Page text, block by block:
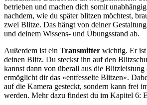
betrieben und machen dich somit
nachdem, wie du später blitzen möchtest,
zwei Blitze. Das hängt von deiner
und deinem Wissens- und Übungsstand ab.
Außerdem ist ein Transmitter wichtig. Er ist
deinen Blitz. Du steckst ihn auf den
kannst dann von überall aus die Blitzleistung
ermöglicht dir das «entfesselte Blitzen».
auf die Kamera gesteckt, sondern kann frei
werden. Mehr dazu findest du im Kapitel 6: